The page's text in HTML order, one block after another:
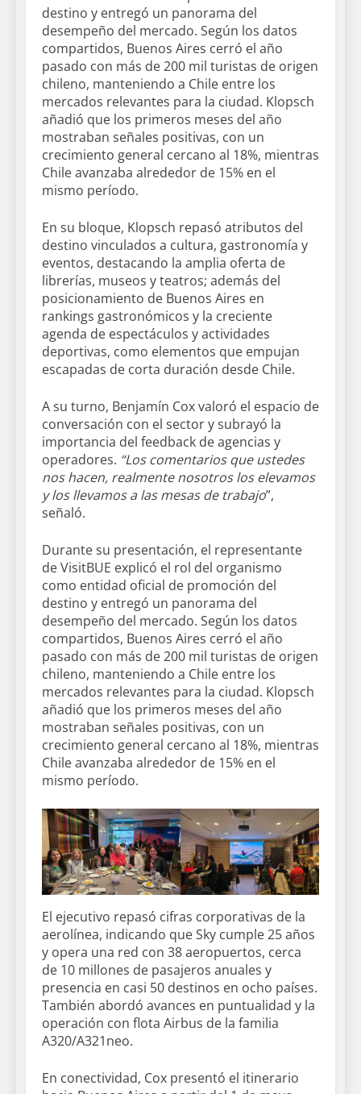
destino y entregó un panorama del
desempeño del mercado. Según los datos
compartidos, Buenos Aires cerró el año
pasado con más de 200 mil turistas de origen
chileno, manteniendo a Chile entre los
mercados relevantes para la ciudad. Klopsch
añadió que los primeros meses del año
mostraban señales positivas, con un
crecimiento general cercano al 18%, mientras
Chile avanzaba alrededor de 15% en el
mismo período.
En su bloque, Klopsch repasó atributos del
destino vinculados a cultura, gastronomía y
eventos, destacando la amplia oferta de
librerías, museos y teatros; además del
posicionamiento de Buenos Aires en
rankings gastronómicos y la creciente
agenda de espectáculos y actividades
deportivas, como elementos que empujan
escapadas de corta duración desde Chile.
A su turno, Benjamín Cox valoró el espacio de
conversación con el sector y subrayó la
importancia del feedback de agencias y
operadores. “Los comentarios que ustedes
nos hacen, realmente nosotros los elevamos
y los llevamos a las mesas de trabajo”,
señaló.
Durante su presentación, el representante
de VisitBUE explicó el rol del organismo
como entidad oficial de promoción del
destino y entregó un panorama del
desempeño del mercado. Según los datos
compartidos, Buenos Aires cerró el año
pasado con más de 200 mil turistas de origen
chileno, manteniendo a Chile entre los
mercados relevantes para la ciudad. Klopsch
añadió que los primeros meses del año
mostraban señales positivas, con un
crecimiento general cercano al 18%, mientras
Chile avanzaba alrededor de 15% en el
mismo período.
El ejecutivo repasó cifras corporativas de la
aerolínea, indicando que Sky cumple 25 años
y opera una red con 38 aeropuertos, cerca
de 10 millones de pasajeros anuales y
presencia en casi 50 destinos en ocho países.
También abordó avances en puntualidad y la
operación con flota Airbus de la familia
A320/A321neo.
En conectividad, Cox presentó el itinerario